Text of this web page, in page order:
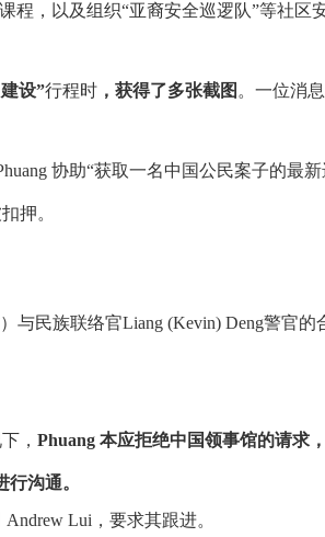
程，以及组织“亚裔安全巡逻队”等社区
设”行程时 ，获得了多张截图 。一位消息
协助“获取一名中国公民案子的最
押。
）与民族联络官Liang (Kevin) Deng警官的
， Phuang 本应拒绝中国领事馆的请求
沟通。
Lui，要求其跟进。